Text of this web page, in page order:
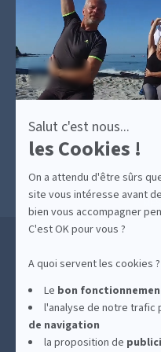
plus
sur
Axeptio
Salut c'est nous...
les Cookies !
On a attendu d'être sûrs
site vous intéresse avant
bien vous accompagner
C'est OK pour vous ?
A quoi servent les cookies ?
Le bon
l'analyse de notre trafic
de navigation
la proposition de